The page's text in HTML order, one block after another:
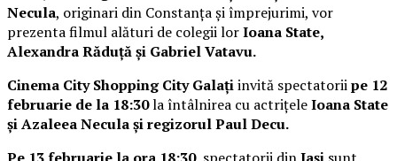
Necula, originari din Constanța și împrejurimi, vor
prezenta filmul alături de colegii lorIoana State,
Alexandra Răduță și Gabriel Vatavu.
Cinema City Shopping City Galațiinvită spectatoriipe 12
februarie de la 18:30la întâlnirea cu actrițeleIoana State
și Azaleea Necula și regizorul Paul Decu.